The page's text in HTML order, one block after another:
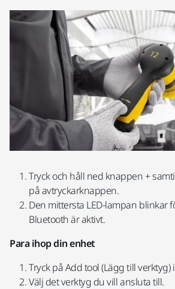
Tryck och håll ned knappen +
på avtryckarknappen.
Den mittersta LED-lampan blinkar
Bluetooth är aktivt.
Para ihop din enhet
Tryck på Add tool (Lägg till verktyg)
Välj det verktyg du vill ansluta till.